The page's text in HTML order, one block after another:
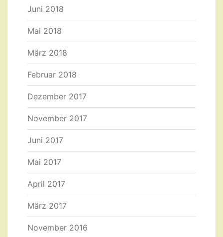
Juni 2018
Mai 2018
März 2018
Februar 2018
Dezember 2017
November 2017
Juni 2017
Mai 2017
April 2017
März 2017
November 2016